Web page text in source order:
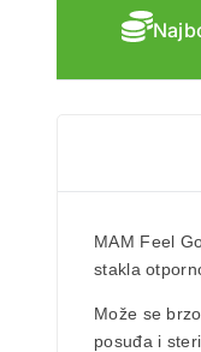
MAM Feel
stakla
Može se
posuđa i